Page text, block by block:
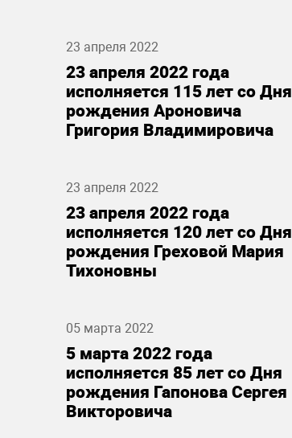
23 апреля 2022
23 апреля 2022 года
исполняется 115 лет со Дня
рождения Ароновича
Григория Владимировича
23 апреля 2022
23 апреля 2022 года
исполняется 120 лет со Дня
рождения Греховой Мария
Тихоновны
05 марта 2022
5 марта 2022 года
исполняется 85 лет со Дня
рождения Гапонова Сергея
Викторовича